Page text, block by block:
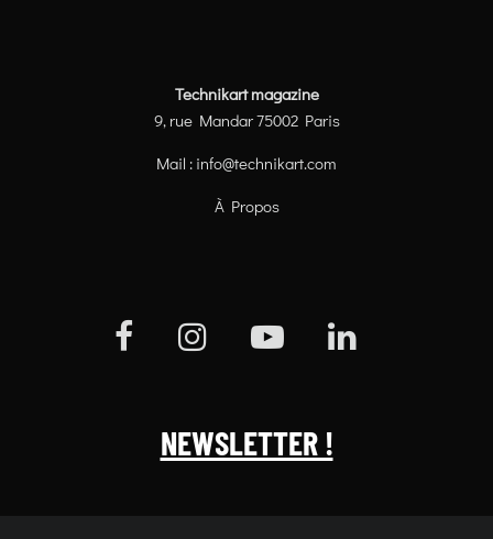
Technikart magazine
9, rue Mandar 75002 Paris
Mail : info@technikart.com
À Propos
NEWSLETTER !